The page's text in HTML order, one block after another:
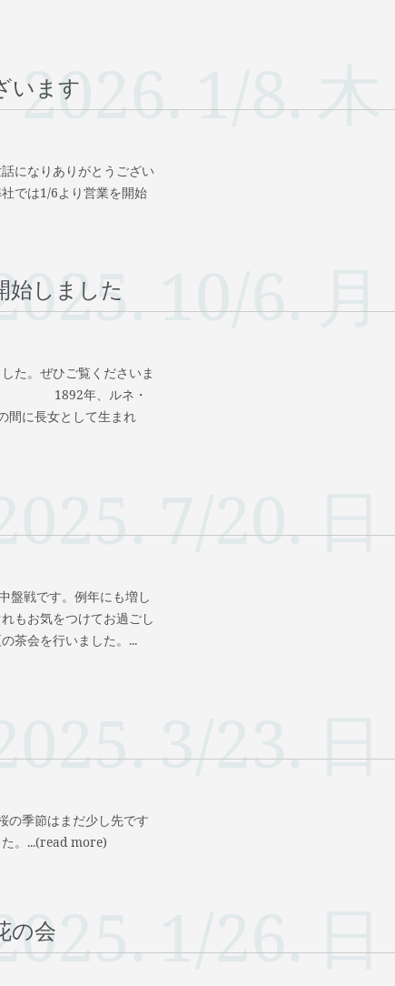
2026.1/8.木
います
になりありがとうござい
では1/6より営業を開始
10/6.月
始しました
た。ぜひご覧くださいま
1892年、ルネ・
間に長女として生まれ
7/20.日
盤戦です。例年にも増し
もお気をつけてお過ごし
茶会を行いました。...
3/23.日
の季節はまだ少し先です
。...(read more)
1/26.日
の会